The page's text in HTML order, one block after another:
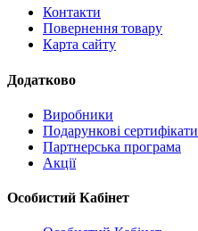
Контакти
Повернення товару
Карта сайту
Додатково
Виробники
Подарункові сертифікати
Партнерська програма
Акції
Особистий Кабінет